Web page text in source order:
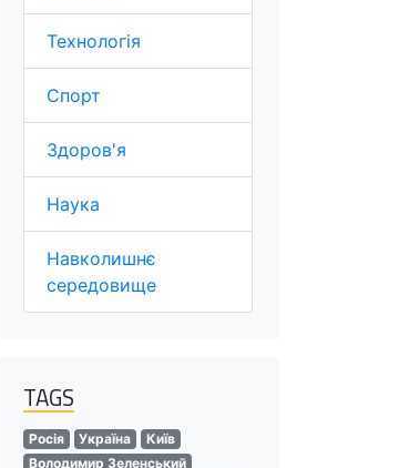
Технологія
Спорт
Здоров'я
Наука
Навколишнє
середовище
TAGS
Росія Україна
Київ
Володимир Зеленський